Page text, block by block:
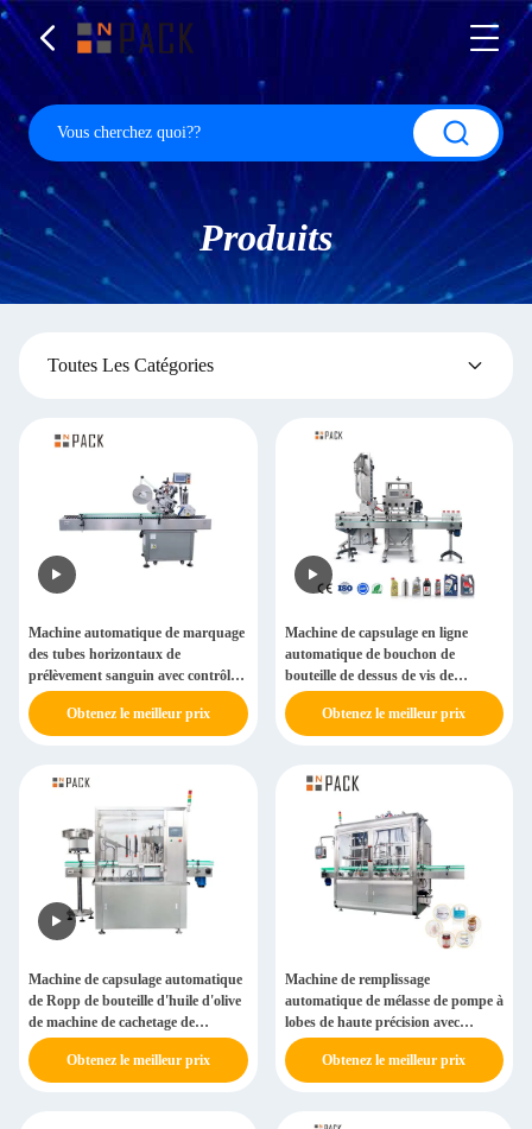
Produits
Toutes Les Catégories
Machine automatique de marquage
des tubes horizontaux de
prélèvement sanguin avec contrôle
PLC
Obtenez le meilleur prix
Machine de capsulage en ligne
automatique de bouchon de
bouteille de dessus de vis de
machine de capsulage d'axe
Obtenez le meilleur prix
Machine de capsulage automatique
de Ropp de bouteille d'huile d'olive
de machine de cachetage de
chapeau en aluminium de bouteille
en verreObtenez le meilleur prix
Machine de remplissage
automatique de mélasse de pompe à
lobes de haute précision avec
contrôle PLC
Obtenez le meilleur prix